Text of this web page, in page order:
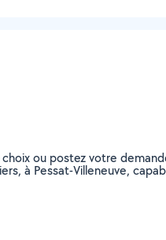
ou postez votre
à Pessat-Villeneuve,